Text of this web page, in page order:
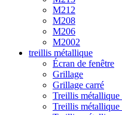
M212
M208
M206
M2002
treillis métallique
Écran de fenêtre
Grillage
Grillage carré
Treillis métallique
Treillis métallique